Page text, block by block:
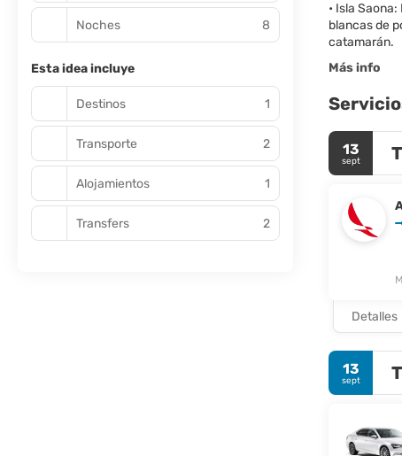
• Isla
blancas de
Más info
13
sept
Detalles
13
sept
Noches 8
Esta idea incluye
Destinos 1
Transporte 2
Alojamientos 1
Transfers 2